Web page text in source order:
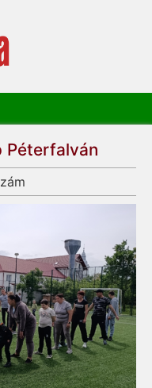
Péterfalván